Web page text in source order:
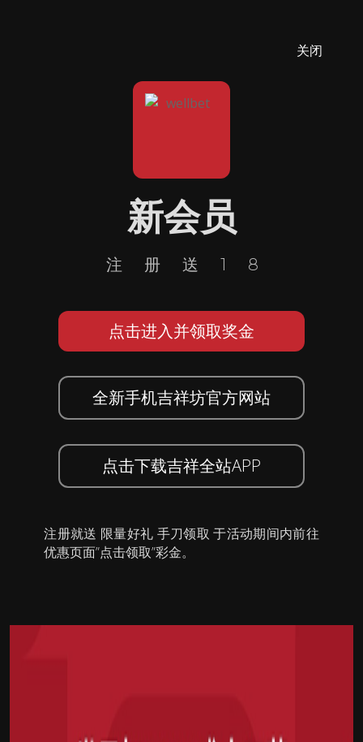
关闭
新会员
注册送18
点击进入并领取奖金
全新手机吉祥坊官方网站
点击下载吉祥全站APP
注册就送 限量好礼 手刀领取 于活动期间内前往
优惠页面”点击领取”彩金。